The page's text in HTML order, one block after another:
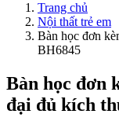
Trang chủ
Nội thất trẻ em
Bàn học đơn
BH6845
Bàn học đơn
đại đủ kích